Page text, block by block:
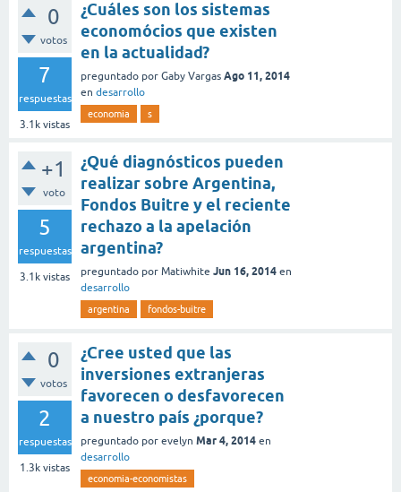
0
votos
7
respuestas
3.1k vistas
¿Cuáles son los sistemas
economócios que existen
en la actualidad?
preguntado por Gaby Vargas Ago 11, 2014
en desarrollo
economia s
+1
voto
5
respuestas
3.1k vistas
¿Qué diagnósticos pueden
realizar sobre Argentina,
Fondos Buitre y el reciente
rechazo a la apelación
argentina?
preguntado por Matiwhite Jun 16, 2014 en
desarrollo
argentina fondos-buitre
0
votos
2
respuestas
1.3k vistas
¿Cree usted que las
inversiones extranjeras
favorecen o desfavorecen
a nuestro país ¿porque?
preguntado por evelyn Mar 4, 2014 en
desarrollo
economia-economistas